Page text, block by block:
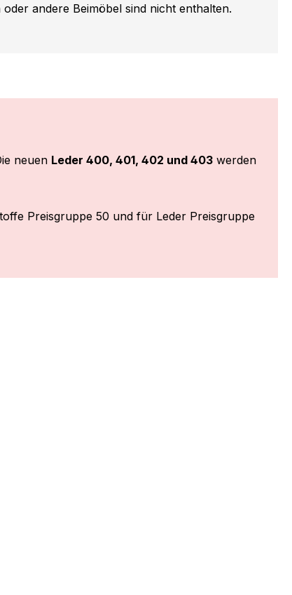
andere Beimöbel sind nicht enthalten.
neuen Leder 400, 401, 402 und 403 werden
Preisgruppe 50 und für Leder Preisgruppe